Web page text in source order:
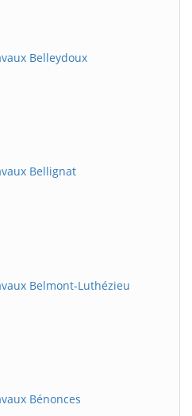
Belleydoux
Bellignat
Belmont-Luthézieu
Bénonces